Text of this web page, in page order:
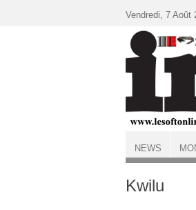
ACCUEIL
Kwilu
Vendredi, 7 Août
NEWS